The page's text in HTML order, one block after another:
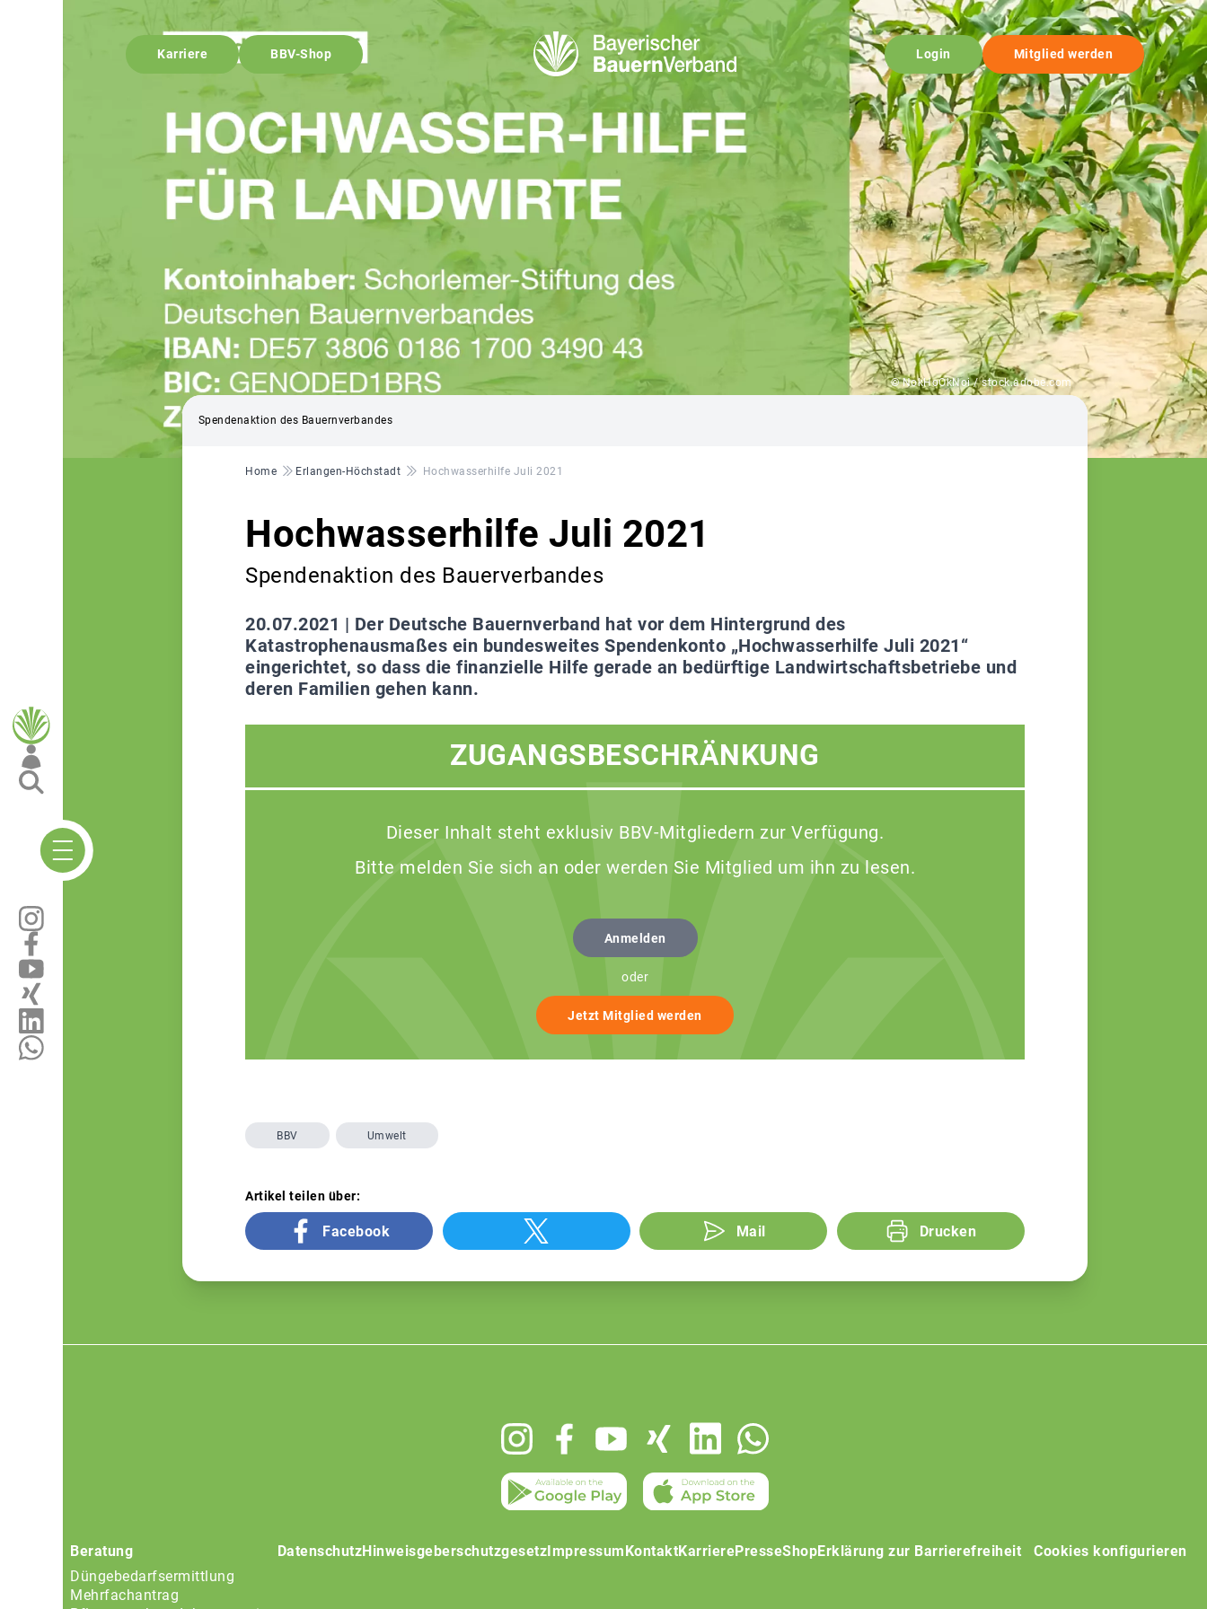
Karriere BBV-Shop Login Mitglied werden
© NokHoOkNoi / stock.adobe.com
Spendenaktion des Bauernverbandes
Pfadnavigation
Home Erlangen-Höchstadt Hochwasserhilfe Juli 2021
Hochwasserhilfe Juli 2021
Spendenaktion des Bauerverbandes
20.07.2021 | Der Deutsche Bauernverband hat vor dem Hintergrund des
Katastrophenausmaßes ein bundesweites Spendenkonto „Hochwasserhilfe Juli 2021“
eingerichtet, so dass die finanzielle Hilfe gerade an bedürftige Landwirtschaftsbetriebe und
deren Familien gehen kann.
ZUGANGSBESCHRÄNKUNG
Dieser Inhalt steht exklusiv BBV-Mitgliedern zur Verfügung.
Bitte melden Sie sich an oder werden Sie Mitglied um ihn zu lesen.
Anmelden
oder
Jetzt Mitglied werden
BBV Umwelt
Artikel teilen über:
Facebook Mail Drucken
Beratung
Düngebedarfsermittlung
Mehrfachantrag
DatenschutzHinweisgeberschutzgesetz Impressum KontaktKarrierePresseShopErklärung zur Barrierefreiheit Cookies konfigurieren